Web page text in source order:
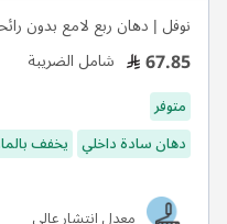
نوفل | دهان ربع لامع بدون
67.85 شامل الضريبة
متوفر
دهان سادة داخلي يخفف